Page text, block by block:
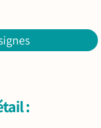
: